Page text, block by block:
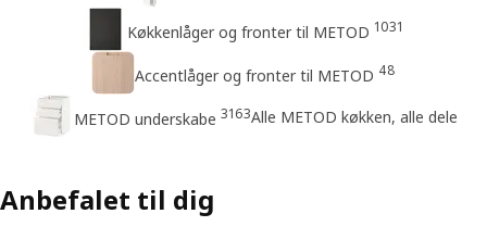
Køkkenlåger og fronter til METOD 1031
Accentlåger og fronter til METOD 48
METOD underskabe 3163Alle METOD køkken, alle dele
Anbefalet til dig